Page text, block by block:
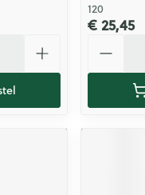
120
€ 25,45